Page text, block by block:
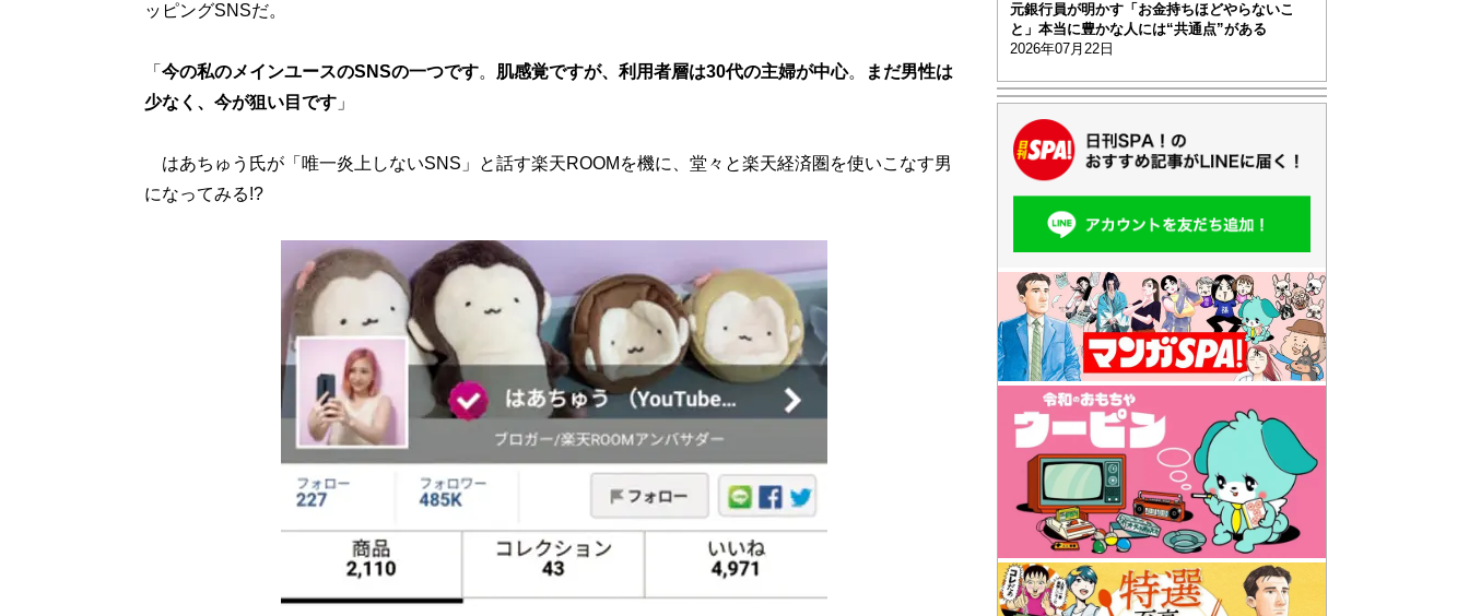
ッピングSNSだ。
「 今の私のメインユースのSNSの一つです。 肌感覚ですが、利用者層は30代の主婦が中心。
まだ男性は
少なく、今が狙い目です」
はあちゅう氏が「唯一炎上しないSNS」と話す楽天ROOMを機に、堂々と楽天経済圏を使いこなす男
になってみる!?
元銀行員が明かす「お金持ちほどやらないこ
と」本当に豊かな人には“共通点”がある
2026年07月22日